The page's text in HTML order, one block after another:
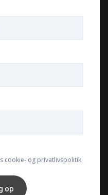
cookie- og privatlivspolitik
op